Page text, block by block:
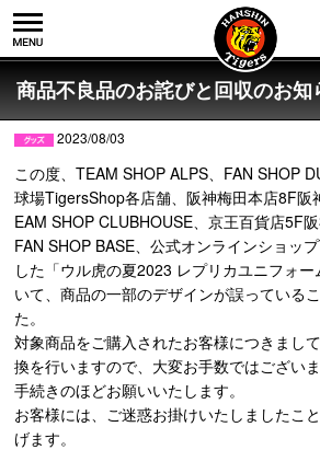
商品不良品のお詫びと回収のお知
2023/08/03
この度、TEAM SHOP ALPS、FAN SHOP
球場TigersShop各店舗、阪神梅田本店8F阪
EAM SHOP CLUBHOUSE、京王百貨店5F
FAN SHOP BASE、公式オンラインショッ
した「ウル虎の夏2023 レプリカユニフォ
いて、商品の一部のデザインが誤っている
た。
対象商品をご購入されたお客様につきまし
換を行いますので、大変お手数ではござい
手続きのほどお願いいたします。
お客様には、ご迷惑お掛けいたしましたこ
げます。